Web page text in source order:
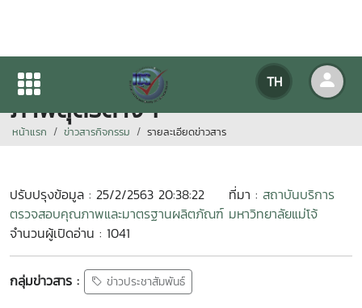
TH
ให้บริการและจำหน่ายจุลินทรีย์ชีว
ภาพสุตรต่างๆ
หน้าแรก ข่าวสารกิจกรรม รายละเอียดข่าวสาร
ปรับปรุงข้อมูล : 25/2/2563 20:38:22 ที่มา : สถาบันบริการ
ตรวจสอบคุณภาพและมาตรฐานผลิตภัณฑ์ มหาวิทยาลัยแม่โจ้
จำนวนผู้เปิดอ่าน : 1041
กลุ่มข่าวสาร : ข่าวประชาสัมพันธ์